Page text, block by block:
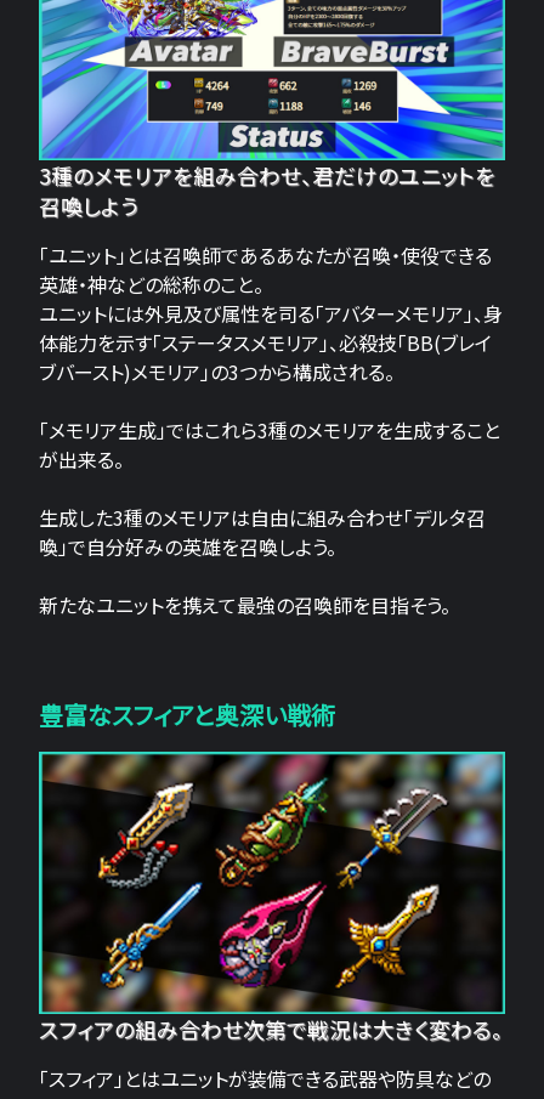
3種のメモリアを組み合わせ、君だけのユニットを
召喚しよう
「ユニット」とは召喚師であるあなたが召喚・使役できる
英雄・神などの総称のこと。
ユニットには外見及び属性を司る「アバターメモリア」、身
体能力を示す「ステータスメモリア」、必殺技「BB(ブレイ
ブバースト)メモリア」の3つから構成される。
「メモリア生成」ではこれら3種のメモリアを生成すること
が出来る。
生成した3種のメモリアは自由に組み合わせ「デルタ召
喚」で自分好みの英雄を召喚しよう。
新たなユニットを携えて最強の召喚師を目指そう。
豊富なスフィアと奥深い戦術
スフィアの組み合わせ次第で戦況は大きく変わる。
「スフィア」とはユニットが装備できる武器や防具などの